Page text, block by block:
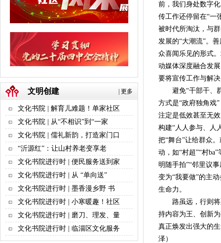
更多
文明创建
文化书院 | 解育儿难题！单家社区
文化书院 | 从“不相识”到“一家
文化书院 | 儒礼新韵，打造家门口
“沂源红”：让山村养老变享老
文化书院进行时 | 便民服务送到家
文化书院进行时 | 从 “单向送”
文化书院进行时 | 墨香漫乡野 书
文化书院进行时 | 小寒暖趣！社区
文化书院进行时 | 磨刀、理发、量
文化书院进行时 | 临淄区文化服务
前，我们身处数字
传工作还停留在“一
被时代所淘汰，与
发展的“大潮流”。
众喜闻乐见的形式
动媒体深度融合发
要将宣传工作与解
避免“干部干、群
方式是“政府独角戏
注定是低效甚至无
构建“人人参与、人
把“舞台”让给群众
动，如“村超”“村
明随手拍”“邻里议
变为“我要做”的主
生命力。
路虽远，行则将
持内容为王、创新
真正焕发出强大的
泽）